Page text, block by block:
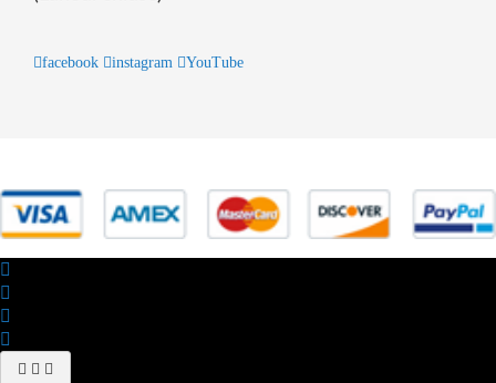
facebook instagram YouTube